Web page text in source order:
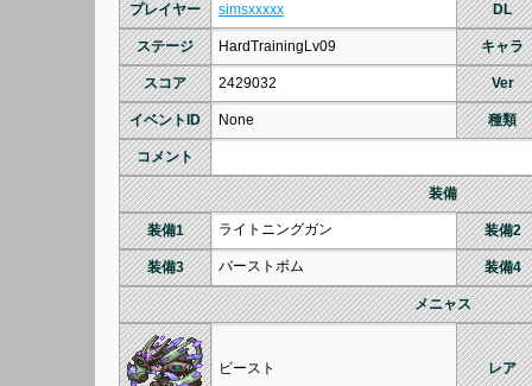
プレイヤー simsxxxxx DL
ステージ HardTrainingLv09 キャラ
スコア 2429032 Ver
イベントID None 種類
コメント
装備
装備1 ライトニングガン 装備2
装備3 バーストボム 装備4
メニャス
ビースト レア